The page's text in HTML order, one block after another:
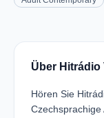
Über Hitrádio
Hören Sie